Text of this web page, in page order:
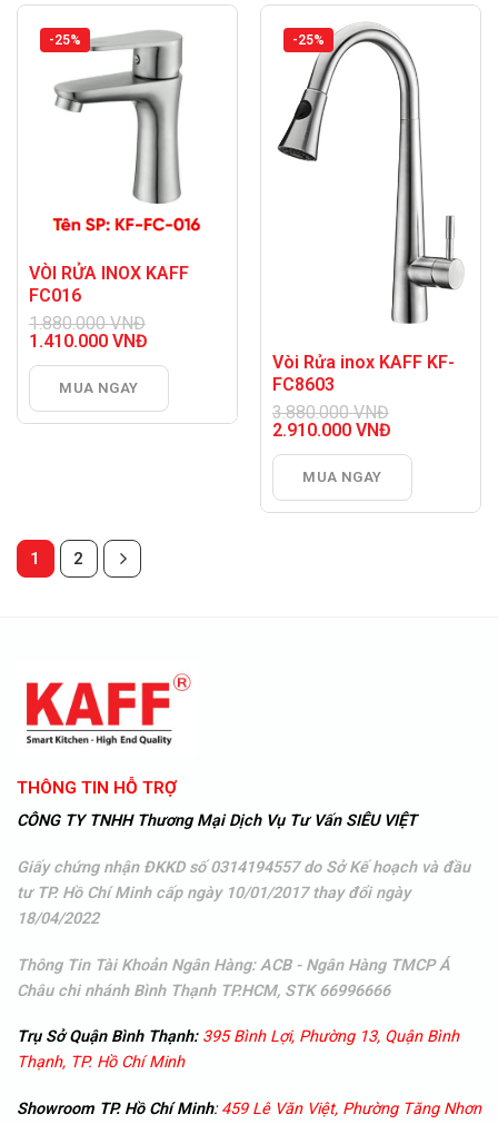
-25%
VÒI RỬA INOX KAFF
FC016
1.880.000VNĐ
Giá
là:
1.880.000 VNĐ.
1.410.000 VNĐ
hiện
là:
1.410.000 VNĐ.
MUA NGAY
-25%
Vòi Rửa inox KAFF KF-
FC8603
3.880.000VNĐ
Giá
là:
3.880.000 VNĐ.
2.910.000 VNĐ
hiện
là:
2.910.000 VNĐ.
MUA NGAY
1 2
THÔNG TIN HỖ TRỢ
CÔNG TY TNHH Thương Mại Dịch Vụ Tư Vấn SIÊU VIỆT
Giấy chứng nhận ĐKKD số 0314194557 do Sở Kế hoạch và đầu
tư TP. Hồ Chí Minh cấp ngày 10/01/2017 thay đổi ngày
18/04/2022
Thông Tin Tài Khoản Ngân Hàng: ACB - Ngân Hàng TMCP Á
Châu chi nhánh Bình Thạnh TP.HCM, STK 66996666
Trụ Sở Quận Bình Thạnh: 395 Bình Lợi, Phường 13, Quận Bình
Thạnh, TP. Hồ Chí Minh
Showroom TP. Hồ Chí Minh:459 Lê Văn Việt, Phường Tăng Nhơn